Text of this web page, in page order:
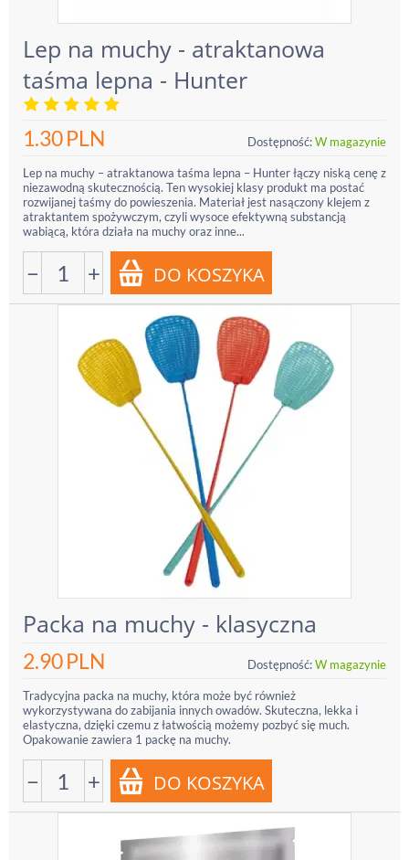
Lep na muchy - atraktanowa
taśma lepna - Hunter
1.30PLN Dostępność:W magazynie
Lep na muchy – atraktanowa taśma lepna – Hunter łączy niską cenę z
niezawodną skutecznością. Ten wysokiej klasy produkt ma postać
rozwijanej taśmy do powieszenia. Materiał jest nasączony klejem z
atraktantem spożywczym, czyli wysoce efektywną substancją
wabiącą, która działa na muchy oraz inne...
− +
Packa na muchy - klasyczna
2.90PLN Dostępność:W magazynie
Tradycyjna packa na muchy, która może być również
wykorzystywana do zabijania innych owadów. Skuteczna, lekka i
elastyczna, dzięki czemu z łatwością możemy pozbyć się much.
Opakowanie zawiera 1 packę na muchy.
− +